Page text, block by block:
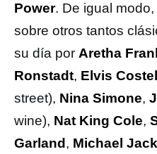
Power. De igual
sobre otros tantos
su día por Aretha
Ronstadt, Elvis
street), Nina Simone,
wine), Nat King Cole,
Garland , Michael